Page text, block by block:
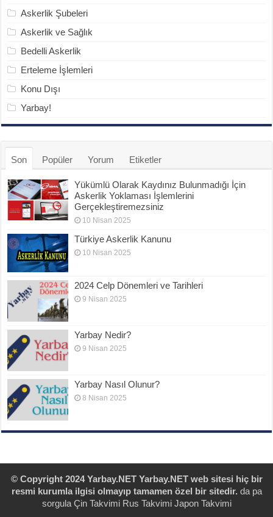
Askerlik Şubeleri
Askerlik ve Sağlık
Bedelli Askerlik
Erteleme İşlemleri
Konu Dışı
Yarbay!
Son Popüler Yorum Etiketler
Yükümlü Olarak Kaydınız Bulunmadığı İçin
Askerlik Yoklaması İşlemlerini
Gerçekleştiremezsiniz
10 Nisan 2025
Türkiye Askerlik Kanunu
10 Nisan 2025
2024 Celp Dönemleri ve Tarihleri
9 Nisan 2025
Yarbay Nedir?
9 Nisan 2025
Yarbay Nasıl Olunur?
8 Nisan 2025
© Copyright 2024 Yarbay.NET Yarbay.NET web sitesi hiç bir
resmi kurumla ilgisi olmayıp tamamen özel bir sitedir. da pa
sorgula Çin Takvimi Rus Takvimi Japon Takvimi